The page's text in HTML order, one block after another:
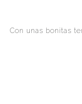
Con unas bonitas